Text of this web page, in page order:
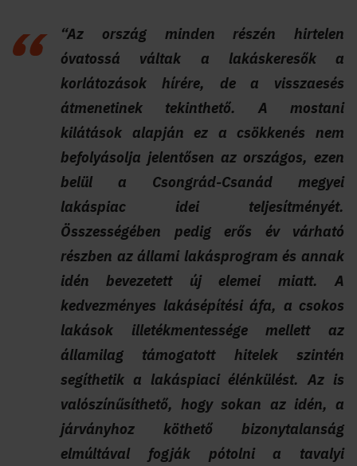
“Az ország minden részén hirtelen
óvatossá váltak a lakáskeresők a
korlátozások hírére, de a visszaesés
átmenetinek tekinthető. A mostani
kilátások alapján ez a csökkenés nem
befolyásolja jelentősen az országos, ezen
belül a Csongrád-Csanád megyei
lakáspiac idei teljesítményét.
Összességében pedig erős év várható
részben az állami lakásprogram és annak
idén bevezetett új elemei miatt. A
kedvezményes lakásépítési áfa, a csokos
lakások illetékmentessége mellett az
államilag támogatott hitelek szintén
segíthetik a lakáspiaci élénkülést. Az is
valószínűsíthető, hogy sokan az idén, a
járványhoz köthető bizonytalanság
elmúltával fogják pótolni a tavalyi